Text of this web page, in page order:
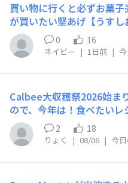
指でずっーーーと日本地
な地域にピン📍たってて 楽
めて【図鑑】の機能はすごい
買い物に行くと必ずお菓子
が買いたい堅あげ【うす
ージになってて 悲しくなります…😞 棚の
箱まで チェックするようになりま
青色パッケージ🟦に 戻る
うちの在庫ももう少ない
0 16
ネイビー | 1日前 |
Calbee大収穫祭2026始ま
ので、今年は！食べたい
せっせと食べて応募しよう
パックの堅揚げポテトさん
に上から3つ購入したら帰
お味😅一つ入ってました
2 18
りょく | 08/06 | 今